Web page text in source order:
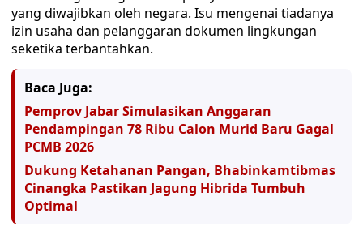
yang diwajibkan oleh negara. Isu mengenai tiadanya
izin usaha dan pelanggaran dokumen lingkungan
seketika terbantahkan.
Baca Juga:
Pemprov Jabar Simulasikan Anggaran
Pendampingan 78 Ribu Calon Murid Baru Gagal
PCMB 2026
Dukung Ketahanan Pangan, Bhabinkamtibmas
Cinangka Pastikan Jagung Hibrida Tumbuh
Optimal